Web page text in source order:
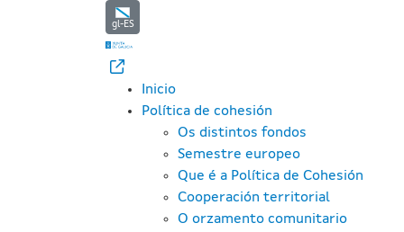
REGULAMENTO (UE)
Skip to Main Content
gl-ES
Inicio
Política de cohesión
Os distintos fondos
Semestre europeo
Que é a Política de Cohesión
Cooperación territorial
O orzamento comunitario